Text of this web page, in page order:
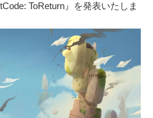
ToReturn』を発表いたしま